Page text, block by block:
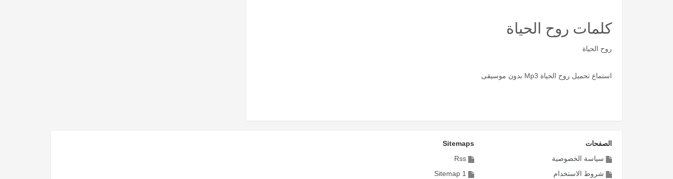
كلمات روح الحياة
روح الحياة
استماع تحميل روح الحياة Mp3 بدون موسيقى
الصفحات
سياسة الخصوصية
شروط الاستخدام
Sitemaps
Rss
Sitemap 1